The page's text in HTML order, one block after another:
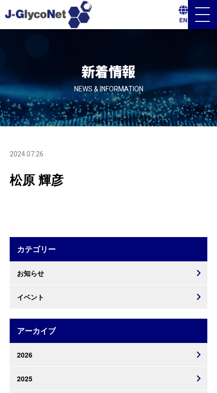
EN
ニ
ュ
新着情報
NEWS & INFORMATION
2024.07.26
松原 輝彦
カテゴリー
お知らせ
イベント
アーカイブ
2026
2025